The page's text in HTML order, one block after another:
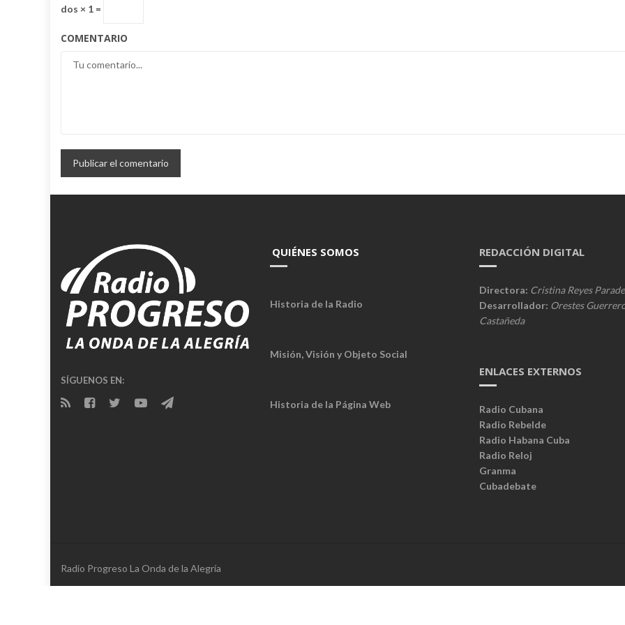
dos × 1 =
COMENTARIO
SÍGUENOS EN:
QUIÉNES SOMOS
Historia de la Radio
Misión, Visión y Objeto Social
Historia de la Página Web
REDACCIÓN DIGITAL
Directora: Cristina Reyes
Desarrollador: Orestes
Castañeda
ENLACES EXTERNOS
Radio Cubana
Radio Rebelde
Radio Habana Cuba
Radio Reloj
Granma
Cubadebate
Radio Progreso La Onda de la Alegría